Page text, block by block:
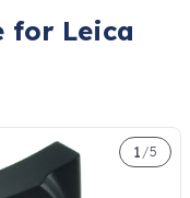
for Leica
1 /5